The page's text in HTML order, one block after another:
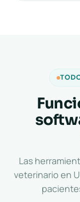
Las
veterinario en